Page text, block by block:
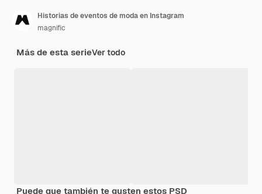
Historias de eventos de moda en Instagram
magnific
Más de esta serieVer todo
Puede que también te gusten estos PSD